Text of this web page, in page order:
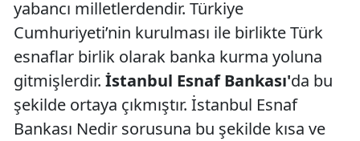
yabancı milletlerdendir. Türkiye
Cumhuriyeti’nin kurulması ile birlikte Türk
esnaflar birlik olarak banka kurma yoluna
gitmişlerdir. İstanbul Esnaf Bankası'da bu
şekilde ortaya çıkmıştır. İstanbul Esnaf
Bankası Nedir sorusuna bu şekilde kısa ve